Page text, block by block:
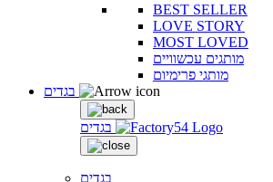
BEST SELLER
LOVE STORY
MOST LOVED
מותגים עכשוויים
מותגי פרימיום
בגדים
בגדים